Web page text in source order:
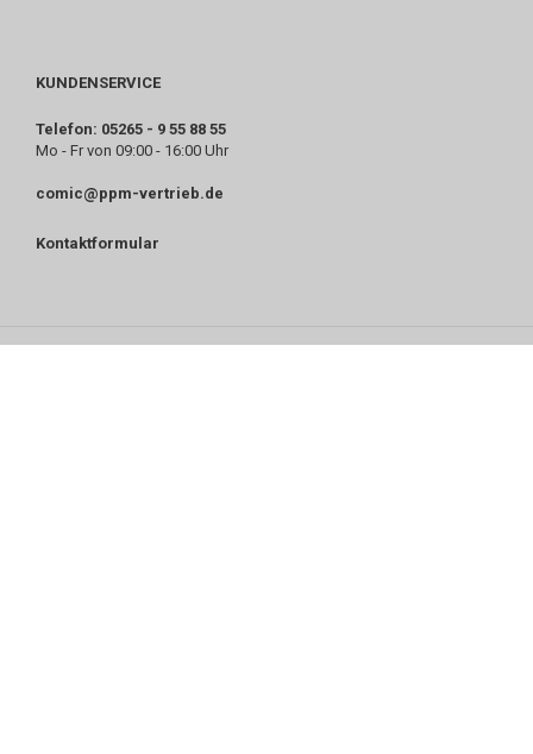
KUNDENSERVICE
Telefon: 05265 - 9 55 88 55
Mo - Fr von 09:00 - 16:00 Uhr
comic@ppm-vertrieb.de
Kontaktformular